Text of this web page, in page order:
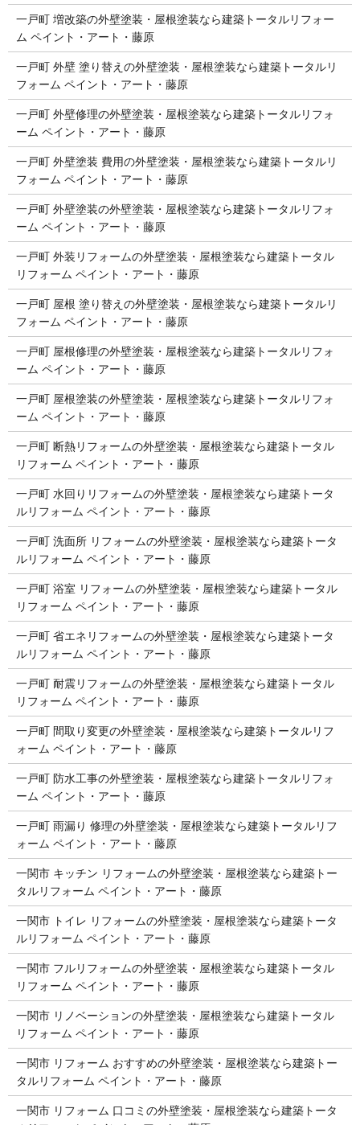
一戸町 増改築の外壁塗装・屋根塗装なら建築トータルリフォー
ム ペイント・アート・藤原
一戸町 外壁 塗り替えの外壁塗装・屋根塗装なら建築トータルリ
フォーム ペイント・アート・藤原
一戸町 外壁修理の外壁塗装・屋根塗装なら建築トータルリフォ
ーム ペイント・アート・藤原
一戸町 外壁塗装 費用の外壁塗装・屋根塗装なら建築トータルリ
フォーム ペイント・アート・藤原
一戸町 外壁塗装の外壁塗装・屋根塗装なら建築トータルリフォ
ーム ペイント・アート・藤原
一戸町 外装リフォームの外壁塗装・屋根塗装なら建築トータル
リフォーム ペイント・アート・藤原
一戸町 屋根 塗り替えの外壁塗装・屋根塗装なら建築トータルリ
フォーム ペイント・アート・藤原
一戸町 屋根修理の外壁塗装・屋根塗装なら建築トータルリフォ
ーム ペイント・アート・藤原
一戸町 屋根塗装の外壁塗装・屋根塗装なら建築トータルリフォ
ーム ペイント・アート・藤原
一戸町 断熱リフォームの外壁塗装・屋根塗装なら建築トータル
リフォーム ペイント・アート・藤原
一戸町 水回りリフォームの外壁塗装・屋根塗装なら建築トータ
ルリフォーム ペイント・アート・藤原
一戸町 洗面所 リフォームの外壁塗装・屋根塗装なら建築トータ
ルリフォーム ペイント・アート・藤原
一戸町 浴室 リフォームの外壁塗装・屋根塗装なら建築トータル
リフォーム ペイント・アート・藤原
一戸町 省エネリフォームの外壁塗装・屋根塗装なら建築トータ
ルリフォーム ペイント・アート・藤原
一戸町 耐震リフォームの外壁塗装・屋根塗装なら建築トータル
リフォーム ペイント・アート・藤原
一戸町 間取り変更の外壁塗装・屋根塗装なら建築トータルリフ
ォーム ペイント・アート・藤原
一戸町 防水工事の外壁塗装・屋根塗装なら建築トータルリフォ
ーム ペイント・アート・藤原
一戸町 雨漏り 修理の外壁塗装・屋根塗装なら建築トータルリフ
ォーム ペイント・アート・藤原
一関市 キッチン リフォームの外壁塗装・屋根塗装なら建築トー
タルリフォーム ペイント・アート・藤原
一関市 トイレ リフォームの外壁塗装・屋根塗装なら建築トータ
ルリフォーム ペイント・アート・藤原
一関市 フルリフォームの外壁塗装・屋根塗装なら建築トータル
リフォーム ペイント・アート・藤原
一関市 リノベーションの外壁塗装・屋根塗装なら建築トータル
リフォーム ペイント・アート・藤原
一関市 リフォーム おすすめの外壁塗装・屋根塗装なら建築トー
タルリフォーム ペイント・アート・藤原
一関市 リフォーム 口コミの外壁塗装・屋根塗装なら建築トータ